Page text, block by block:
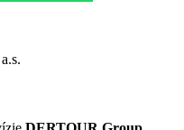
sú poskytované priamo na
ponúka aj kyvadlovú
Bangkoku - prechádzky
hotela jednoduché.
reštaurácia s celodenným